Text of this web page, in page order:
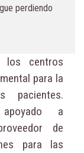
perdiendo
los centros
para la
a
de
para las